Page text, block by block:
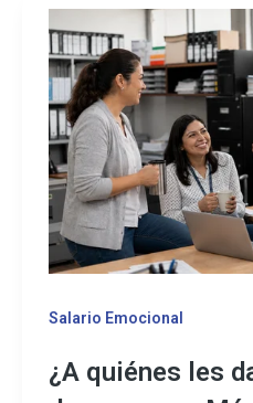
Salario Emocional
¿A quiénes les